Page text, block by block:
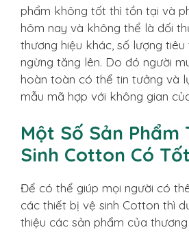
phẩm không tốt thì tồn tại và
hôm nay và không thể là đối
thương hiệu khác, số lượng
ngừng tăng lên. Do đó người
hoàn toàn có thể tin tưởng và
mẫu mã hợp với không gian
Một Số Sản Phẩm
Sinh Cotton Có
Để có thể giúp mọi người có
các thiết bị vệ sinh Cotton thì
thiệu các sản phẩm của thương